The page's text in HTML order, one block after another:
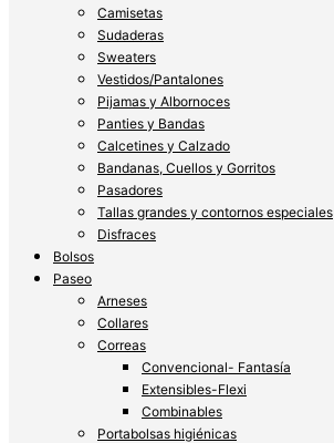
Camisetas
Sudaderas
Sweaters
Vestidos/Pantalones
Pijamas y Albornoces
Panties y Bandas
Calcetines y Calzado
Bandanas, Cuellos y Gorritos
Pasadores
Tallas grandes y contornos especiales
Disfraces
Bolsos
Paseo
Arneses
Collares
Correas
Convencional- Fantasía
Extensibles-Flexi
Combinables
Portabolsas higiénicas